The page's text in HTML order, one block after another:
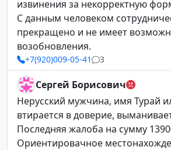
извинения за некорректную
С данным человеком
прекращено и не имеет
возобновления.
+7(920)009-05-41 3
Сергей Борисович
Нерусский мужчина, имя Турай
втирается в доверие,
Последняя жалоба на сумму
Ориентировачное